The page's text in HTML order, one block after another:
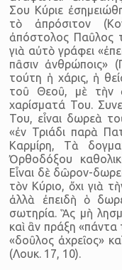
Σου Κύριε
τὸ ἀπρόσιτον
ἀπόστολος Παῦλος
γιὰ αὐτὸ γράφει
πᾶσιν ἀνθρώποις»
τούτη ἡ χάρις, ἡ
τοῦ Θεοῦ, μὲ τὴν
χαρίσματά Του.
Του, εἶναι δωρεὰ
«ἐν Τριάδι παρὰ
Καρμίρη, Τὰ
Ὀρθοδόξου
Εἶναι δὲ δῶρον-
τὸν Κύριο, ὄχι γιὰ
ἀλλὰ ἐπειδὴ ὁ
σωτηρία. Ἃς μὴ
καὶ ἂν πράξη «πάντα
«δοῦλος ἀχρεῖος»
(Λουκ. 17, 10).